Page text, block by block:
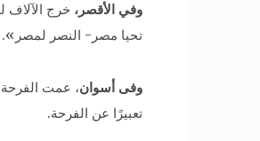
وفي الأقصر، خرج الآلاف
تحيا مصر- النصر لمصر».
وفى أسوان، عمت الفرحة
تعبيرًا عن الفرحة.